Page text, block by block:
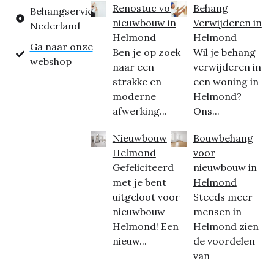
Behangservice
Nederland
Ga naar onze
webshop
Renostuc voor
nieuwbouw in
Helmond
Ben je op zoek
naar een
strakke en
moderne
afwerking...
Nieuwbouw
Helmond
Gefeliciteerd
met je bent
uitgeloot voor
nieuwbouw
Helmond! Een
nieuw...
Behang
Verwijderen in
Helmond
Wil je behang
verwijderen in
een woning in
Helmond?
Ons...
Bouwbehang
voor
nieuwbouw in
Helmond
Steeds meer
mensen in
Helmond zien
de voordelen
van